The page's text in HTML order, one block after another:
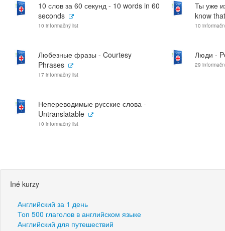
10 слов за 60 секунд - 10 words in 60
seconds
10 informačný list
Ты уже
know
10
Любезные фразы - Courtesy
Phrases
17 informačný list
Люди -
29
Непереводимые русские слова -
Untranslatable
10 informačný list
Iné kurzy
Английский за 1 день
Топ 500 глаголов в английском языке
Английский для путешествий